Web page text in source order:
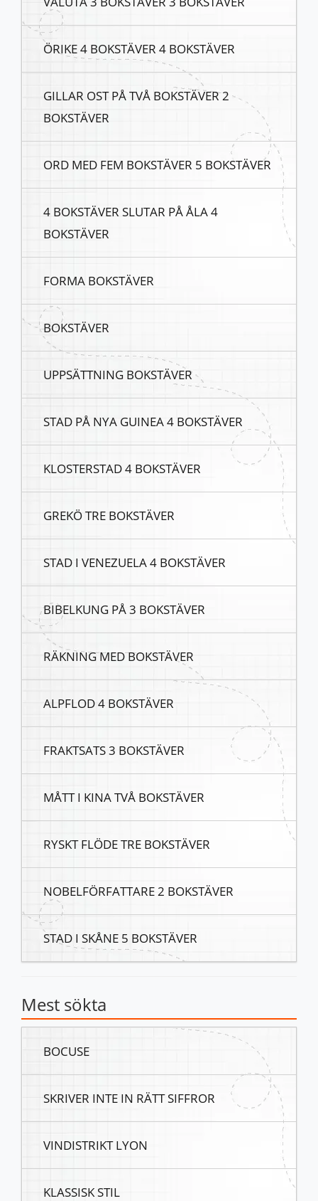
ÖRIKE 4 BOKSTÄVER 4 BOKSTÄVER
GILLAR OST PÅ TVÅ BOKSTÄVER 2
BOKSTÄVER
ORD MED FEM BOKSTÄVER 5 BOKSTÄVER
4 BOKSTÄVER SLUTAR PÅ ÅLA 4
BOKSTÄVER
FORMA BOKSTÄVER
BOKSTÄVER
UPPSÄTTNING BOKSTÄVER
STAD PÅ NYA GUINEA 4 BOKSTÄVER
KLOSTERSTAD 4 BOKSTÄVER
GREKÖ TRE BOKSTÄVER
STAD I VENEZUELA 4 BOKSTÄVER
BIBELKUNG PÅ 3 BOKSTÄVER
RÄKNING MED BOKSTÄVER
ALPFLOD 4 BOKSTÄVER
FRAKTSATS 3 BOKSTÄVER
MÅTT I KINA TVÅ BOKSTÄVER
RYSKT FLÖDE TRE BOKSTÄVER
NOBELFÖRFATTARE 2 BOKSTÄVER
STAD I SKÅNE 5 BOKSTÄVER
Mest sökta
BOCUSE
SKRIVER INTE IN RÄTT SIFFROR
VINDISTRIKT LYON
KLASSISK STIL